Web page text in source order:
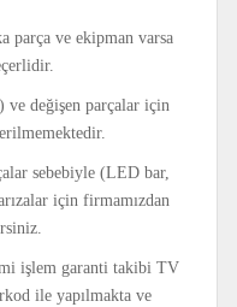
parça ve ekipman varsa
ve değişen parçalar için
sebebiyle (LED bar,
için firmamızdan
işlem garanti takibi TV
ile yapılmakta ve